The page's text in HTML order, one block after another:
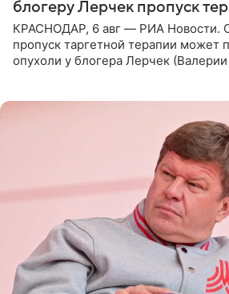
блогеру Лерчек пропуск
КРАСНОДАР, 6 авг — РИА Новости.
пропуск таргетной терапии может
опухоли у блогера Лерчек